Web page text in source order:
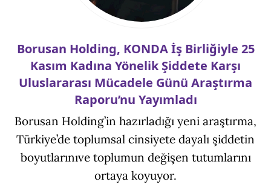
Borusan Holding, KONDA İş Birliğiyle 25
Kasım Kadına Yönelik Şiddete Karşı
Uluslararası Mücadele Günü Araştırma
Raporu’nu Yayımladı
Borusan Holding’in hazırladığı yeni araştırma,
Türkiye’de toplumsal cinsiyete dayalı şiddetin
boyutlarınıve toplumun değişen tutumlarını
ortaya koyuyor.